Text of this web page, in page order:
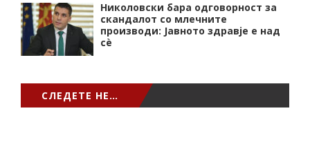
Николовски бара одговорност за
скандалот со млечните
производи: Јавното здравје е над
сѐ
СЛЕДЕТЕ НЕ…